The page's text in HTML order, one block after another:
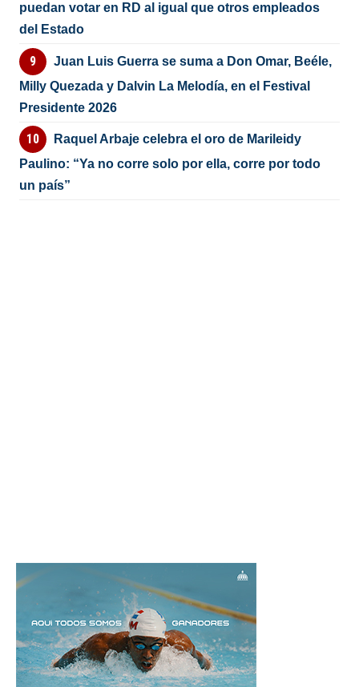
puedan votar en RD al igual que otros empleados
del Estado
Juan Luis Guerra se suma a Don Omar, Beéle,
Milly Quezada y Dalvin La Melodía, en el Festival
Presidente 2026
Raquel Arbaje celebra el oro de Marileidy
Paulino: “Ya no corre solo por ella, corre por todo
un país”